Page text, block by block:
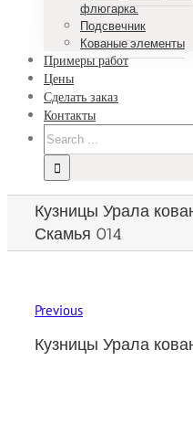
флюгарка.
Подсвечник
Кованые элементы
Примеры работ
Цены
Сделать заказ
Контакты
Search
for:
Кузницы Урала
Скамья 014
Previous
Кузницы Урала